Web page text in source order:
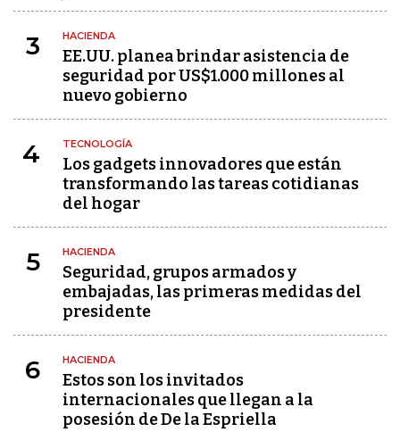
3 HACIENDA
EE.UU. planea brindar asistencia de
seguridad por US$1.000 millones al
nuevo gobierno
4 TECNOLOGÍA
Los gadgets innovadores que están
transformando las tareas cotidianas
del hogar
5 HACIENDA
Seguridad, grupos armados y
embajadas, las primeras medidas del
presidente
6 HACIENDA
Estos son los invitados
internacionales que llegan a la
posesión de De la Espriella